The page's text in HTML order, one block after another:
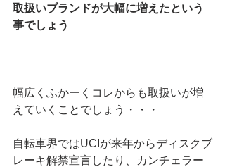
取扱いブランドが大幅に増えたという
事でしょう
幅広くふかーくコレからも取扱いが増
えていくことでしょう・・・
自転車界ではUCIが来年からディスクブ
レーキ解禁宣言したり、カンチェラー